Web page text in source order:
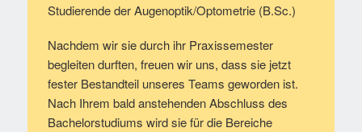
Studierende der Augenoptik/Optometrie (B.Sc.)
Nachdem wir sie durch ihr Praxissemester
begleiten durften, freuen wir uns, dass sie jetzt
fester Bestandteil unseres Teams geworden ist.
Nach Ihrem bald anstehenden Abschluss des
Bachelorstudiums wird sie für die Bereiche